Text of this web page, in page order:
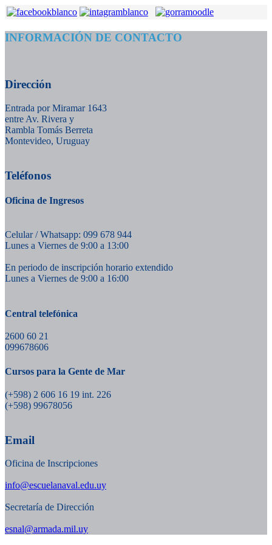
INFORMACIÓN DE CONTACTO
Dirección
Entrada por Miramar 1643
entre Av. Rivera y
Rambla Tomás Berreta
Montevideo, Uruguay
Teléfonos
Oficina de Ingresos
Celular / Whatsapp: 099 678 944
Lunes a Viernes de 9:00 a 13:00
En periodo de inscripción horario extendido
Lunes a Viernes de 9:00 a 16:00
Central telefónica
2600 60 21
099678606
Cursos para la Gente de Mar
(+598) 2 606 16 19 int. 226
(+598) 99678056
Email
Oficina de Inscripciones
info@escuelanaval.edu.uy
Secretaría de Dirección
esnal@armada.mil.uy